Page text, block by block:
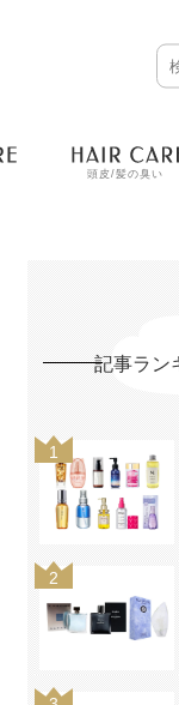
頭皮/髪の臭い
記事ラン